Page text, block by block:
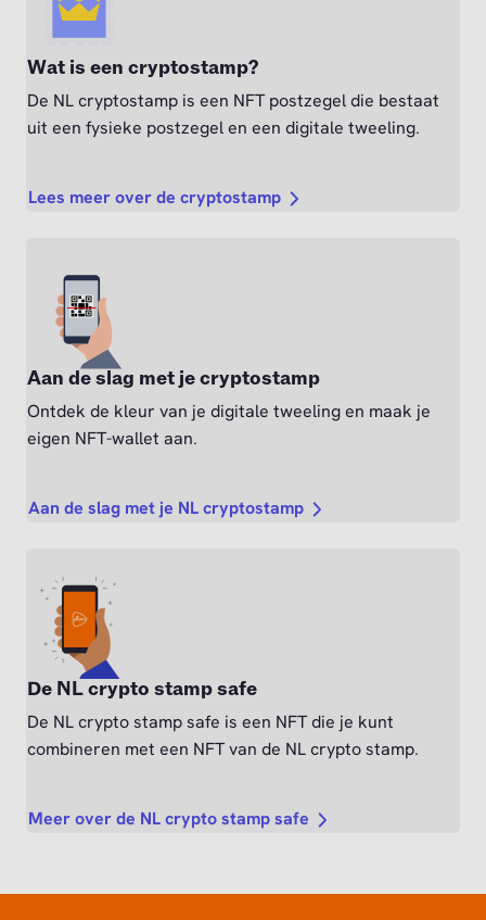
Wat is een cryptostamp?
De NL cryptostamp is een NFT postzegel die bestaat
uit een fysieke postzegel en een digitale tweeling.
Lees meer over de cryptostamp
Aan de slag met je cryptostamp
Ontdek de kleur van je digitale tweeling en maak je
eigen NFT-wallet aan.
Aan de slag met je NL cryptostamp
De NL crypto stamp safe
De NL crypto stamp safe is een NFT die je kunt
combineren met een NFT van de NL crypto stamp.
Meer over de NL crypto stamp safe